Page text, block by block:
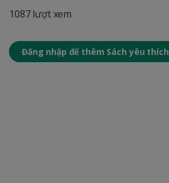
1087 lượt xem
Đăng nhập để thêm Sách yêu thích